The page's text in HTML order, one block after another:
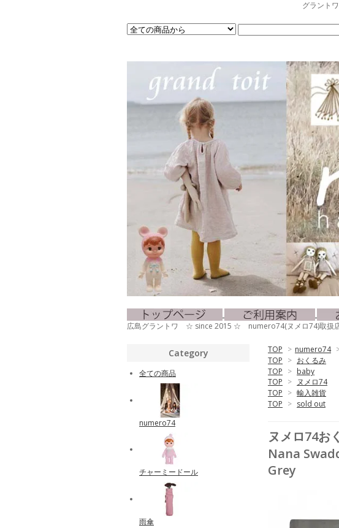
グラント
広島グラントワ ☆ since 2015 ☆ numero74(ヌメロ74)取扱
TOP > numero74
TOP > おくるみ
TOP > baby
TOP > ヌメロ74
TOP > 輸入雑貨
TOP > sold out
ヌメロ74お
Nana
Grey
Category
全ての商品
numero74
チャーミードール
雨傘